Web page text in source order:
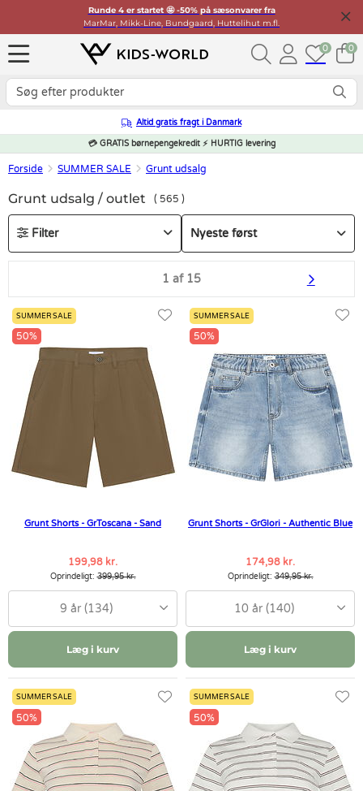
Runde 4 er startet 🤩 -50% på sæsonvarer fra
MarMar, Mikk-Line, Bundgaard, Huttelihut m.fl.
0 0
Altid gratis fragt i Danmark
💳 GRATIS børnepengekredit ⚡ HURTIG levering
Forside SUMMER SALE Grunt udsalg
Grunt udsalg / outlet 565
Filter
1 af 15
SUMMER SALE
50%
Grunt Shorts - GrToscana - Sand
199,98 kr.
Oprindeligt:399,95 kr.
9 år (134)
Læg i kurv
SUMMER SALE
50%
Grunt Shorts - GrGlori - Authentic Blue
174,98 kr.
Oprindeligt:349,95 kr.
10 år (140)
Læg i kurv
SUMMER SALE
50%
SUMMER SALE
50%